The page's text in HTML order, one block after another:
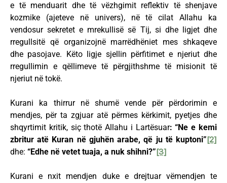
e të menduarit dhe të vëzhgimit reflektiv të shenjave
kozmike (ajeteve në univers), në të cilat Allahu ka
vendosur sekretet e mrekullisë së Tij, si dhe ligjet dhe
rregullsitë që organizojnë marrëdhëniet mes shkaqeve
dhe pasojave. Këto ligje sjellin përfitimet e njeriut dhe
rregullimin e qëllimeve të përgjithshme të misionit të
njeriut në tokë.
Kurani ka thirrur në shumë vende për përdorimin e
mendjes, për ta zgjuar atë përmes kërkimit, pyetjes dhe
shqyrtimit kritik, siç thotë Allahu i Lartësuar: “Ne e kemi
zbritur atë Kuran në gjuhën arabe, që ju të kuptoni”[2]
dhe: “Edhe në vetet tuaja, a nuk shihni?”[3]
Kurani e nxit mendjen duke e drejtuar vëmendjen te